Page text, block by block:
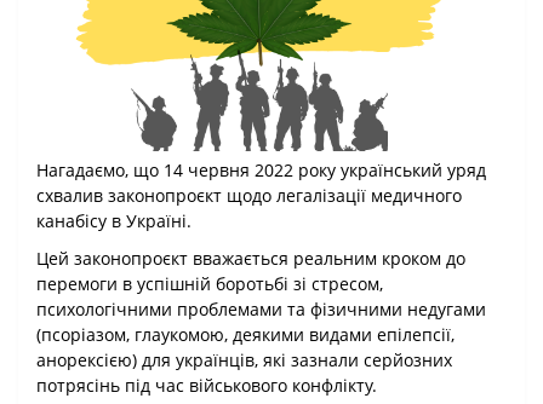
Нагадаємо, що 14 червня 2022 року український уряд
схвалив законопроєкт щодо легалізації медичного
канабісу в Україні.
Цей законопроєкт вважається реальним кроком до
перемоги в успішній боротьбі зі стресом,
психологічними проблемами та фізичними недугами
(псоріазом, глаукомою, деякими видами епілепсії,
анорексією) для українців, які зазнали серйозних
потрясінь під час військового конфлікту.